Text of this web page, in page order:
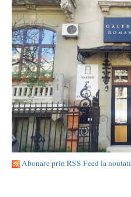
Abonare prin RSS Feed la noutati